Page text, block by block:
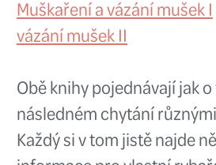
vánočním
především
neměl
zátěžpro naši